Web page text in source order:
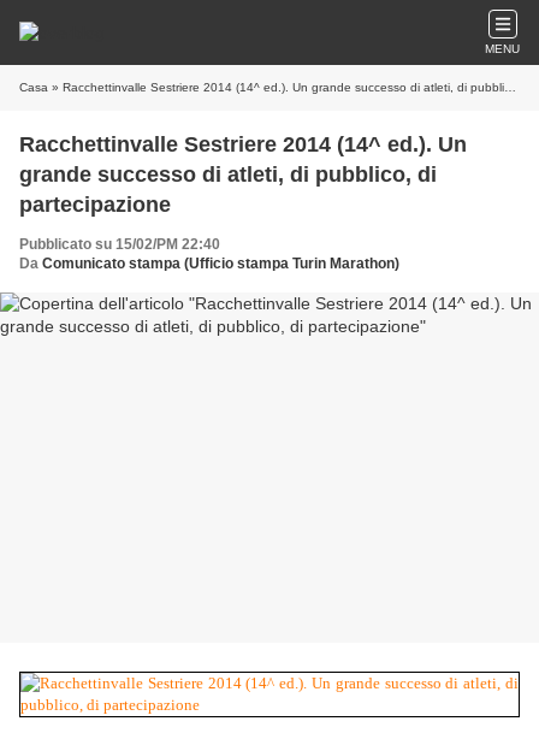
MENU
Casa » Racchettinvalle Sestriere 2014 (14^ ed.). Un grande successo di atleti, di pubblico, di partecipazione
Racchettinvalle Sestriere 2014 (14^ ed.). Un
grande successo di atleti, di pubblico, di
partecipazione
Pubblicato su 15/02/PM 22:40
Da Comunicato stampa (Ufficio stampa Turin Marathon)